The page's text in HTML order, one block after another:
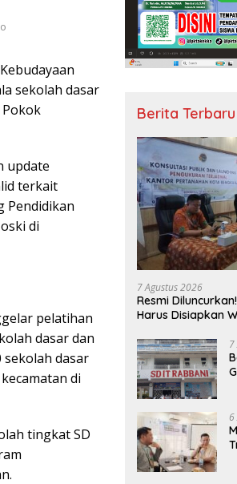
sekolah dasar
update
terkait
Pendidikan
di
pelatihan
dasar dan
sekolah dasar
di
tingkat SD
Berita Terbaru
7 Agustus 2026
Resmi
Harus Disiapkan